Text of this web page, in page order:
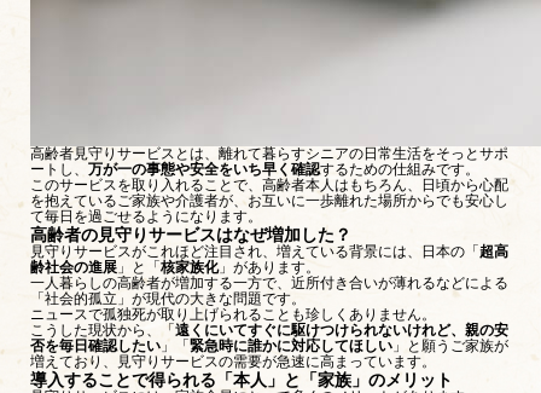
高齢者見守りサービスとは、離れて暮らすシニアの日常生活をそっとサポ
ートし、 万が一の事態や安全をいち早く確認するための仕組みです。
このサービスを取り入れることで、高齢者本人はもちろん、日頃から心配
を抱えているご家族や介護者が、お互いに一歩離れた場所からでも安心し
て毎日を過ごせるようになります。
高齢者の見守りサービスはなぜ増加した？
見守りサービスがこれほど注目され、増えている背景には、日本の「超高
齢社会の進展 」と「核家族化」があります。
一人暮らしの高齢者が増加する一方で、近所付き合いが薄れるなどによる
「社会的孤立」が現代の大きな問題です。
ニュースで孤独死が取り上げられることも珍しくありません。
こうした現状から、「遠くにいてすぐに駆けつけられないけれど、親の安
否を毎日確認したい 」「緊急時に誰かに対応してほしい 」と願うご家族が
増えており、見守りサービスの需要が急速に高まっています。
導入することで得られる「本人」と「家族」のメリット